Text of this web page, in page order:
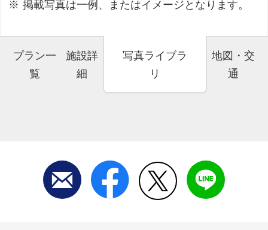
掲載写真は一例、またはイメージとなります。
プラン一
覧
施設詳
細
写真ライブラ
リ
地図・交
通